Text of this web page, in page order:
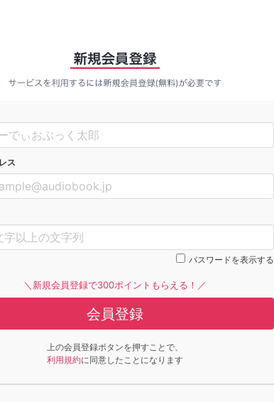
ス
パスワードを表示する
＼新規会員登録で300ポイントもらえる！／
会員登録
上の会員登録ボタンを押すことで、
利用規約に同意したことになります